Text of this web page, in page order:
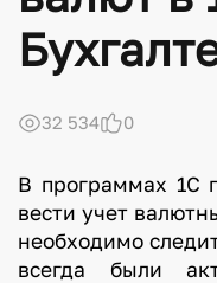
32 534 0
В программах 1С
вести учет
необходимо
всегда были